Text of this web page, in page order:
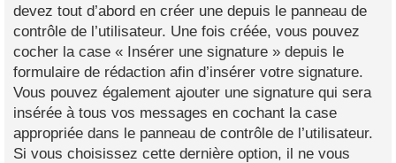
devez tout d’abord en créer une depuis le panneau de
contrôle de l’utilisateur. Une fois créée, vous pouvez
cocher la case « Insérer une signature » depuis le
formulaire de rédaction afin d’insérer votre signature.
Vous pouvez également ajouter une signature qui sera
insérée à tous vos messages en cochant la case
appropriée dans le panneau de contrôle de l’utilisateur.
Si vous choisissez cette dernière option, il ne vous